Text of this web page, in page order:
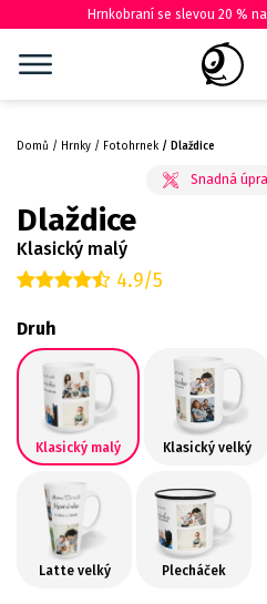
Hrnkobraní se slevou 20 %
Domů Hrnky Fotohrnek Dlaždice
Dlaždice
Klasický malý
4.9/5
Druh
Klasický malý Klasický velký
Latte velký Plecháček